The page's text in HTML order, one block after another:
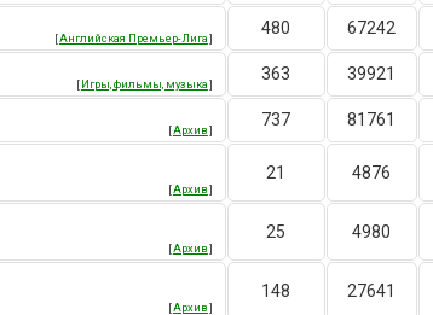
[Английская Премьер-Лига]
480 67242
[Игры, фильмы, музыка]
363 39921
[Архив]
737 81761
[Архив]
21 4876
[Архив]
25 4980
[Архив]
148 27641